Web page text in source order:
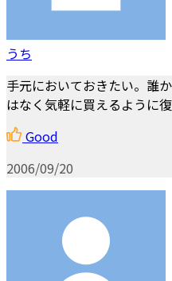
うち
手元においておきたい。誰
はなく気軽に買えるように
Good
2006/09/20